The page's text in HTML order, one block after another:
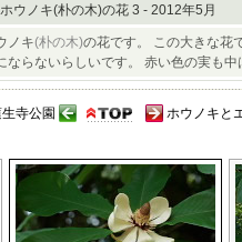
ホウノキ(朴の木)の花 3 - 2012年5月
ノキ(朴の木)の花です。 この大きな花
ならないらしいです。 赤い色の実も
寺公園 ホウノキと